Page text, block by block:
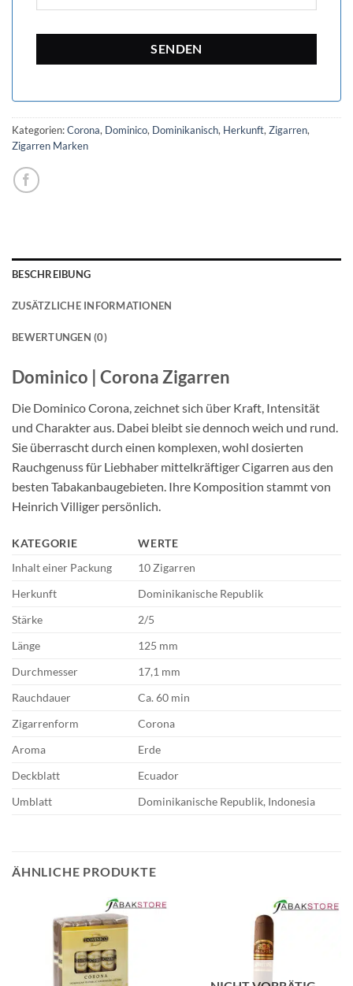
Kategorien:Corona, Dominico, Dominikanisch, Herkunft, Zigarren,
Zigarren Marken
BESCHREIBUNG
ZUSÄTZLICHE INFORMATIONEN
BEWERTUNGEN (0)
Dominico | Corona Zigarren
Die Dominico Corona, zeichnet sich über Kraft, Intensität
und Charakter aus. Dabei bleibt sie dennoch weich und rund.
Sie überrascht durch einen komplexen, wohl dosierten
Rauchgenuss für Liebhaber mittelkräftiger Cigarren aus den
besten Tabakanbaugebieten. Ihre Komposition stammt von
Heinrich Villiger persönlich.
KATEGORIE
WERTE
Inhalt einer Packung
10 Zigarren
Herkunft
Dominikanische Republik
Stärke
2/5
Länge
125 mm
Durchmesser
17,1 mm
Rauchdauer
Ca. 60 min
Zigarrenform
Corona
Aroma
Erde
Deckblatt
Ecuador
Umblatt
Dominikanische Republik, Indonesia
ÄHNLICHE PRODUKTE